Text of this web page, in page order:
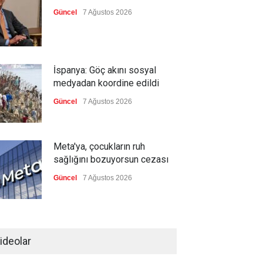
Güncel 7 Ağustos 2026
İspanya: Göç akını sosyal
medyadan koordine edildi
Güncel 7 Ağustos 2026
Meta'ya, çocukların ruh
sağlığını bozuyorsun cezası
Güncel 7 Ağustos 2026